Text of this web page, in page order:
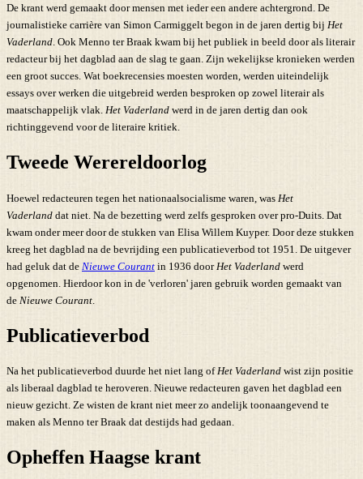
De krant werd gemaakt door mensen met ieder een andere achtergrond. De
journalistieke carrière van Simon Carmiggelt begon in de jaren dertig bij Het
Vaderland . Ook Menno ter Braak kwam bij het publiek in beeld door als literair
redacteur bij het dagblad aan de slag te gaan. Zijn wekelijkse kronieken werden
een groot succes. Wat boekrecensies moesten worden, werden uiteindelijk
essays over werken die uitgebreid werden besproken op zowel literair als
maatschappelijk vlak. Het Vaderland werd in de jaren dertig dan ook
richtinggevend voor de literaire kritiek.
Tweede Werereldoorlog
Hoewel redacteuren tegen het nationaalsocialisme waren, was Het
Vaderland dat niet. Na de bezetting werd zelfs gesproken over pro-Duits. Dat
kwam onder meer door de stukken van Elisa Willem Kuyper. Door deze stukken
kreeg het dagblad na de bevrijding een publicatieverbod tot 1951. De uitgever
had geluk dat de Nieuwe Courant in 1936 door Het Vaderland werd
opgenomen. Hierdoor kon in de 'verloren' jaren gebruik worden gemaakt van
de Nieuwe Courant
Publicatieverbod
Na het publicatieverbod duurde het niet lang ofHet Vaderland wist zijn positie
als liberaal dagblad te heroveren. Nieuwe redacteuren gaven het dagblad een
nieuw gezicht. Ze wisten de krant niet meer zo andelijk toonaangevend te
maken als Menno ter Braak dat destijds had gedaan.
Opheffen Haagse krant